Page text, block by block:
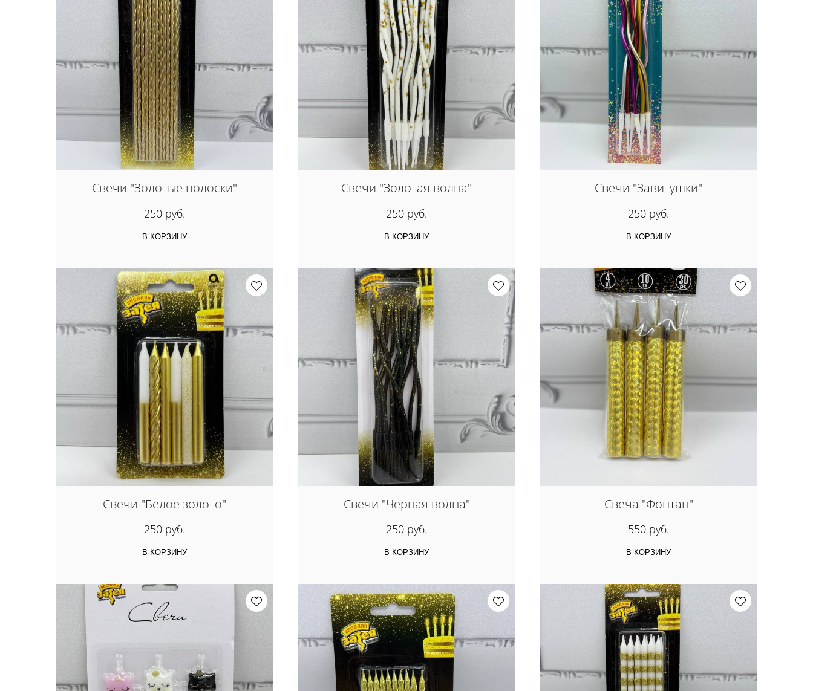
Свечи "Золотые полоски"
250 руб.
В КОРЗИНУ
Свечи "Золотая волна"
250 руб.
В КОРЗИНУ
Свечи "Завитушки"
250 руб.
В КОРЗИНУ
Свечи "Белое золото"
250 руб.
В КОРЗИНУ
Свечи "Черная волна"
250 руб.
В КОРЗИНУ
Свеча "Фонтан"
550 руб.
В КОРЗИНУ